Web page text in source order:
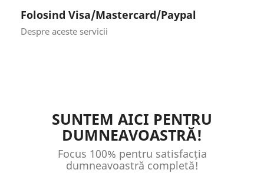
Folosind Visa/Mastercard/Paypal
Despre aceste servicii
SUNTEM AICI PENTRU
DUMNEAVOASTRĂ!
Focus 100% pentru satisfacția
dumneavoastră completă!